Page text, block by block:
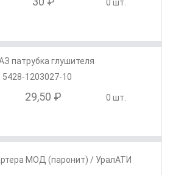
0 шт.
патрубка глушителя
5428-1203027-10
29,50 ₽ 0 шт.
МОД (паронит) / УралАТИ